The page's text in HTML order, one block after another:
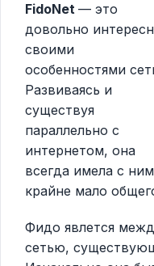
FidoNet — это
довольно
своими
особенностями
Развиваясь и
существуя
параллельно с
интернетом, она
всегда имела с ним
крайне мало
Фидо явлется
сетью,